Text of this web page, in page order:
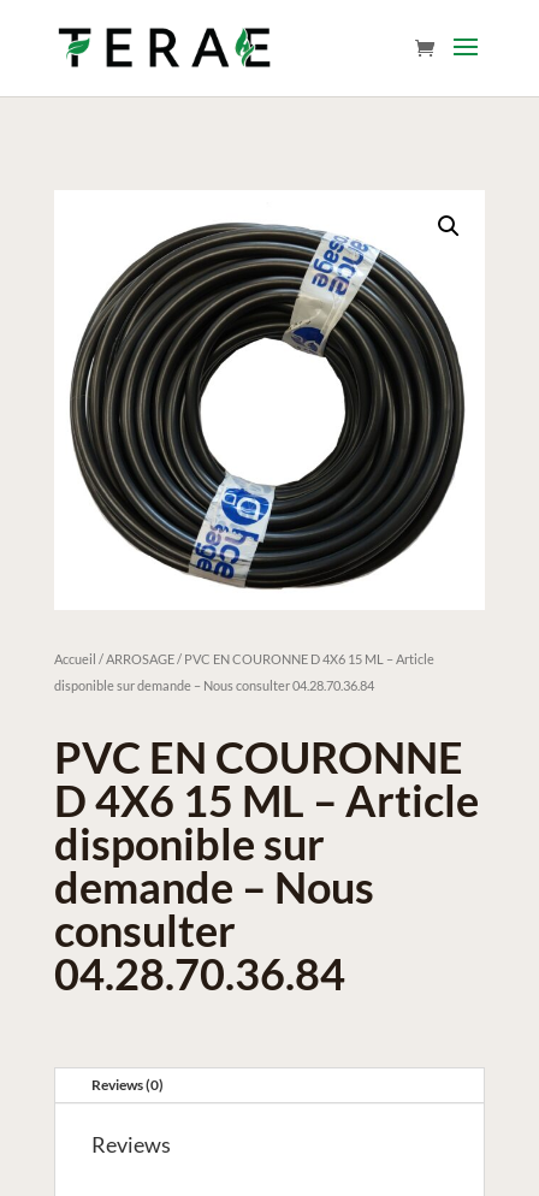
Accueil /ARROSAGE/ PVC EN COURONNE D 4X6 15 ML – Article
disponible sur demande – Nous consulter 04.28.70.36.84
PVC EN COURONNE
D 4X6 15 ML – Article
disponible sur
demande – Nous
consulter
04.28.70.36.84
Reviews (0)
Reviews